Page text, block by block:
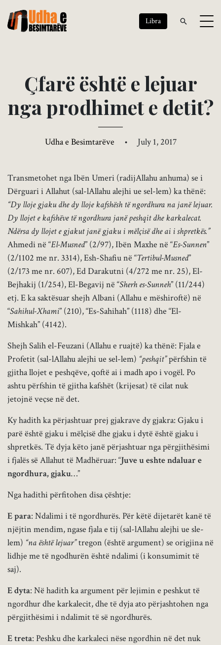
Libra
Çfarë është elejuar
ngaprodhimete detit?
Udha e Besimtarëve • July 1, 2017
Transmetohet nga Ibën Umeri (radijAllahu anhuma) se i
Dërguari i Allahut (sal-lAllahu alejhi ue sel-lem) ka thënë:
“Dy lloje gjaku dhe dy lloje kafshësh të ngordhura na janë lejuar.
Dy llojet e kafshëve të ngordhura janë peshqit dhe karkalecat.
Ndërsa dy llojet e gjakut janë gjaku i mëlçisë dhe ai i shpretkës.”
Ahmedi në “El-Musned” (2/97), Ibën Maxhe në “Es-Sunnen”
(2/1102 me nr. 3314), Esh-Shafiu në “Tertibul-Musned”
(2/173 me nr. 607), Ed Darakutni (4/272 me nr. 25), El-
Bejhakij (1/254), El-Begavij në “Sherh es-Sunneh” (11/244)
etj. E ka saktësuar shejh Albani (Allahu e mëshiroftë) në
“Sahihul-Xhami” (210), “Es-Sahihah” (1118) dhe “El-
Mishkah” (4142).
Shejh Salih el-Feuzani (Allahu e ruajtë) ka thënë: Fjala e
Profetit (sal-lAllahu alejhi ue sel-lem) “peshqit”përfshin të
gjitha llojet e peshqëve, qoftë ai i madh apo i vogël. Po
ashtu përfshin të gjitha kafshët (krijesat) të cilat nuk
jetojnë veçse në det.
Ky hadith ka përjashtuar prej gjakrave dy gjakra: Gjaku i
parë është gjaku i mëlçisë dhe gjaku i dytë është gjaku i
shpretkës. Të dyja këto janë përjashtuar nga përgjithësimi
i fjalës së Allahut të Madhëruar: “Juve u eshte ndaluar e
ngordhura, gjaku…”
Nga hadithi përfitohen disa çështje:
E para: Ndalimi i të ngordhurës. Për këtë dijetarët kanë të
njëjtin mendim, ngase fjala e tij (sal-lAllahu alejhi ue sle-
lem) “na është lejuar”tregon (është argument) se origjina në
lidhje me të ngodhurën është ndalimi (i konsumimit të
saj).
E dyta: Në hadith ka argument për lejimin e peshkut të
ngordhur dhe karkalecit, dhe të dyja ato përjashtohen nga
përgjithësimi i ndalimit të së ngordhurës.
E treta: Peshku dhe karkaleci nëse ngordhin në det nuk